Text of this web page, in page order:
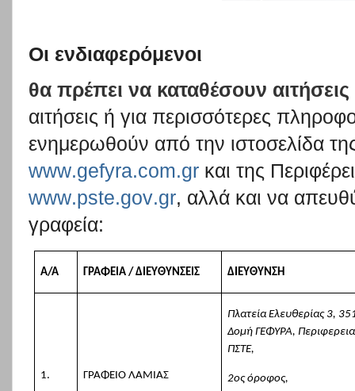
Οι ενδιαφερόμενοι
θα πρέπει να καταθέσουν αιτήσεις
αιτήσεις ή για περισσότερες
ενημερωθούν από την ιστοσελίδα
www.gefyra.com.gr και της
www.pste.gov.gr, αλλά και να
γραφεία:
Α/Α ΓΡΑΦΕΙΑ / ΔΙΕΥΘΥΝΣΕΙΣ ΔΙΕΥΘΥΝΣΗ
1. ΓΡΑΦΕΙΟ ΛΑΜΙΑΣ
Πλατεία Ελευθερίας 3,
Δομή ΓΕΦΥΡΑ,
ΠΣΤΕ,
2ος όροφος,